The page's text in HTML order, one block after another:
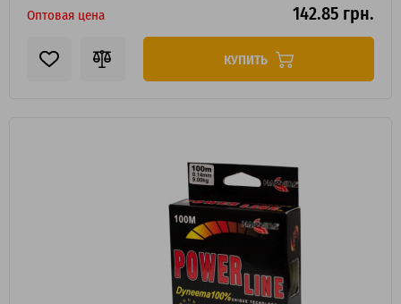
Оптовая цена 142.85 грн.
КУПИТЬ